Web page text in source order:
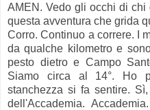
AMEN. Vedo gli occhi di
questa avventura che grida
Corro. Continuo a correre. I
da qualche kilometro e
pesto dietro e Campo
Siamo circa al 14°. Ho
stanchezza si fa sentire.
dell'Accademia.